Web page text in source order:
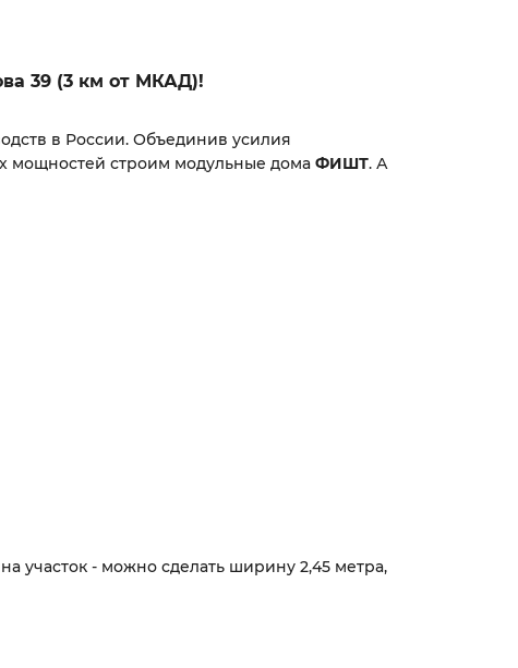
39 (3 км от МКАД)!
в России. Объединив усилия
мощностей строим модульные дома ФИШТ. А
участок - можно сделать ширину 2,45 метра,